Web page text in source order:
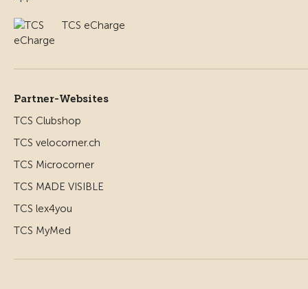
TCS eCharge
Partner-Websites
TCS Clubshop
TCS velocorner.ch
TCS Microcorner
TCS MADE VISIBLE
TCS lex4you
TCS MyMed